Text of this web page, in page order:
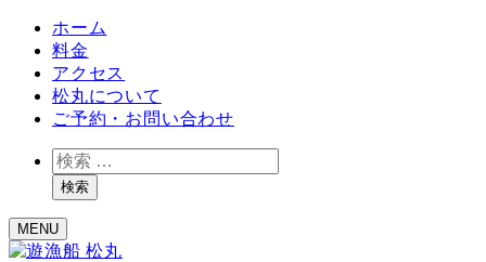
ホーム
料金
アクセス
松丸について
ご予約・お問い合わせ
検
索検索
MENU